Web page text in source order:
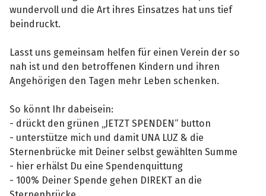
wundervoll und die Art ihres Einsatzes hat uns tief
beindruckt.
Lasst uns gemeinsam helfen für einen Verein der so
nah ist und den betroffenen Kindern und ihren
Angehörigen den Tagen mehr Leben schenken.
So könnt Ihr dabeisein:
- drückt den grünen „JETZT SPENDEN“ button
- unterstütze mich und damit UNA LUZ & die
Sternenbrücke mit Deiner selbst gewählten Summe
- hier erhälst Du eine Spendenquittung
- 100% Deiner Spende gehen DIREKT an die